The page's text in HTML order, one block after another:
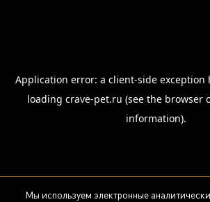
Application error: a client-side exception
loading crave-pet.ru (see the browser
information).
Мы используем электронные